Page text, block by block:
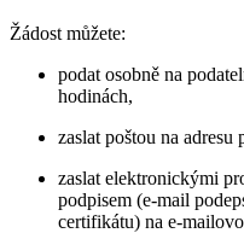
Žádost můžete:
podat osobně na
hodinách,
zaslat poštou na
zaslat elektronickými
podpisem (e-mail
certifikátu) na e-